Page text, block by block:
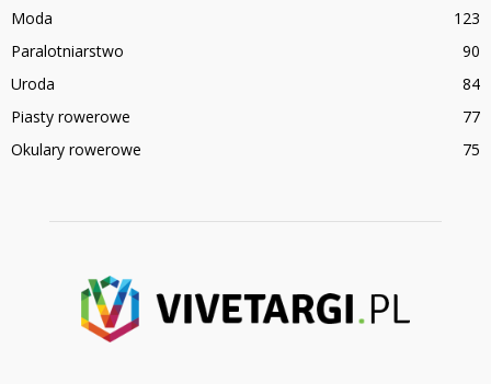
Moda
123
Paralotniarstwo
90
Uroda
84
Piasty rowerowe
77
Okulary rowerowe
75